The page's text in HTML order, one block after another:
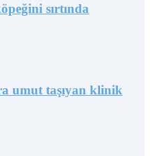
sırtında
umut taşıyan klinik